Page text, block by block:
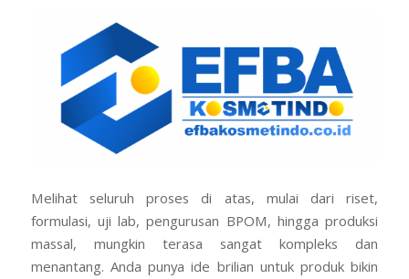
Melihat seluruh proses di atas, mulai dari riset,
formulasi, uji lab, pengurusan BPOM, hingga produksi
massal, mungkin terasa sangat kompleks dan
menantang. Anda punya ide brilian untuk produk bikin